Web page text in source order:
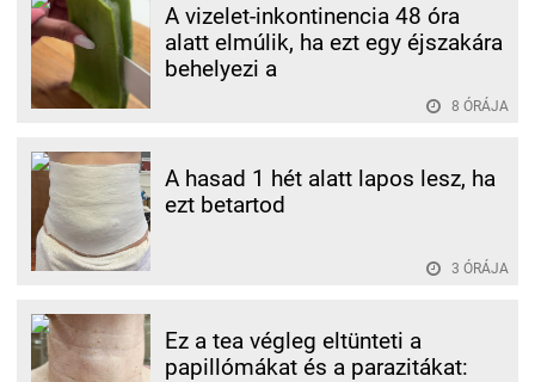
A vizelet-inkontinencia 48 óra
alatt elmúlik, ha ezt egy éjszakára
behelyezi a
8 ÓRÁJA
A hasad 1 hét alatt lapos lesz, ha
ezt betartod
3 ÓRÁJA
Ez a tea végleg eltünteti a
papillómákat és a parazitákat: